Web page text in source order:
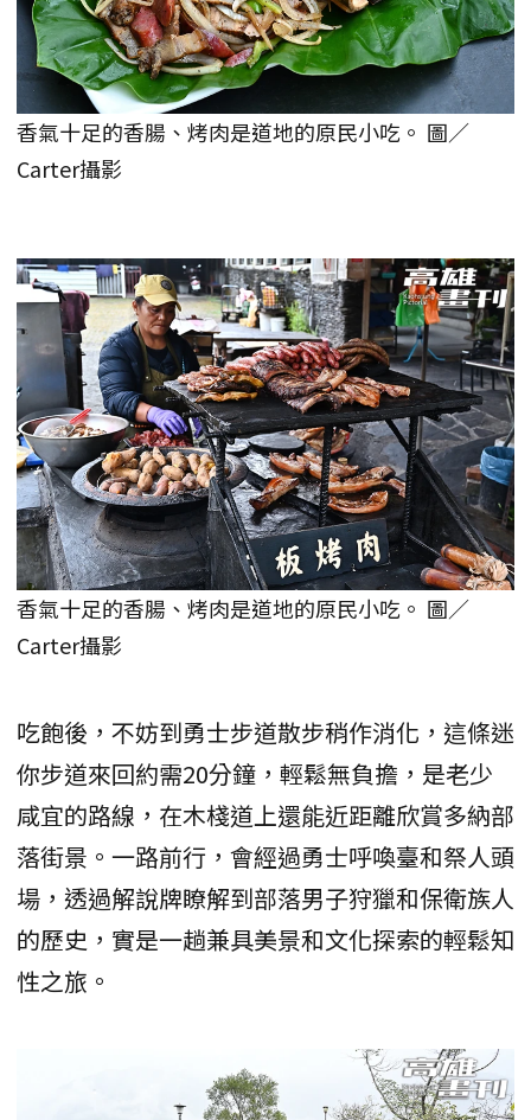
香氣十足的香腸、烤肉是道地的原民小吃。 圖／
Carter攝影
香氣十足的香腸、烤肉是道地的原民小吃。 圖／
Carter攝影
吃飽後，不妨到勇士步道散步稍作消化，這條迷
你步道來回約需20分鐘，輕鬆無負擔，是老少
咸宜的路線，在木棧道上還能近距離欣賞多納部
落街景。一路前行，會經過勇士呼喚臺和祭人頭
場，透過解說牌瞭解到部落男子狩獵和保衛族人
的歷史，實是一趟兼具美景和文化探索的輕鬆知
性之旅。